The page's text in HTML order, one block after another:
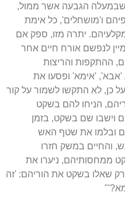
שבמעלה הגבעה אשר ממול,
ו'מושחלים', כל אימת
. יתרה מזו, ספק אם
לנפשם אורח חיים אחר
, ההתקפות והריצות
'אבא', 'אימא' ופסעו את
על כן, לא התקשו לשמור על קור
, הניחו להם בשקט
וישבו שם בשקט, בזמן
ובלמו את שטף האש
, והחיים במשק חזרו
ממחסותיהם, ניערו את
שאלו בשקט את הוריהם: 'זה
?'"